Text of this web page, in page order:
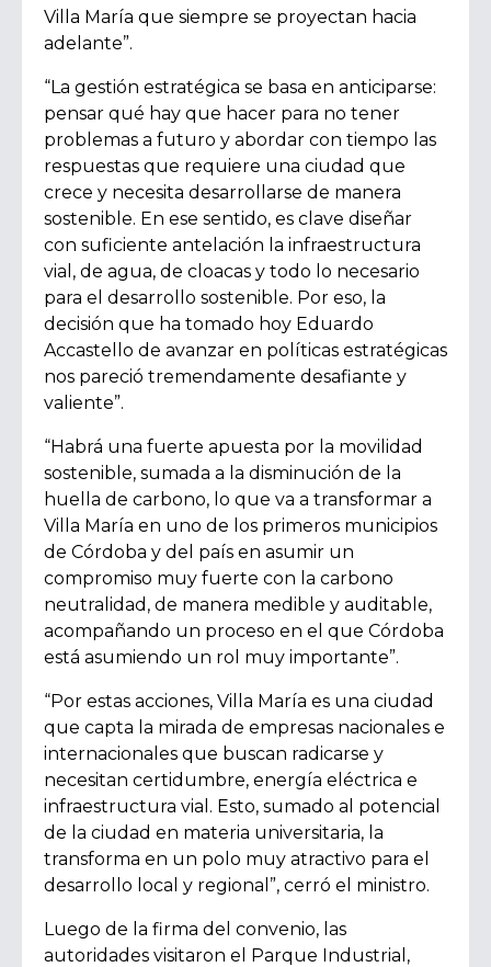
Villa María que siempre se proyectan hacia
adelante”.
“La gestión estratégica se basa en anticiparse:
pensar qué hay que hacer para no tener
problemas a futuro y abordar con tiempo las
respuestas que requiere una ciudad que
crece y necesita desarrollarse de manera
sostenible. En ese sentido, es clave diseñar
con suficiente antelación la infraestructura
vial, de agua, de cloacas y todo lo necesario
para el desarrollo sostenible. Por eso, la
decisión que ha tomado hoy Eduardo
Accastello de avanzar en políticas estratégicas
nos pareció tremendamente desafiante y
valiente”.
“Habrá una fuerte apuesta por la movilidad
sostenible, sumada a la disminución de la
huella de carbono, lo que va a transformar a
Villa María en uno de los primeros municipios
de Córdoba y del país en asumir un
compromiso muy fuerte con la carbono
neutralidad, de manera medible y auditable,
acompañando un proceso en el que Córdoba
está asumiendo un rol muy importante”.
“Por estas acciones, Villa María es una ciudad
que capta la mirada de empresas nacionales e
internacionales que buscan radicarse y
necesitan certidumbre, energía eléctrica e
infraestructura vial. Esto, sumado al potencial
de la ciudad en materia universitaria, la
transforma en un polo muy atractivo para el
desarrollo local y regional”, cerró el ministro.
Luego de la firma del convenio, las
autoridades visitaron el Parque Industrial,